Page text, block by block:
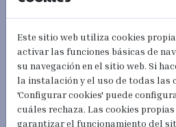
Este sitio web utiliza cookies
activar las funciones básicas de
su navegación en el sitio web. Si
la instalación y el uso de todas las
'Configurar cookies' puede
cuáles rechaza. Las cookies
garantizar el funcionamiento del